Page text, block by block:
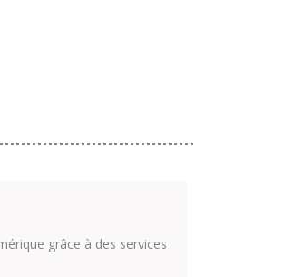
grâce à des services